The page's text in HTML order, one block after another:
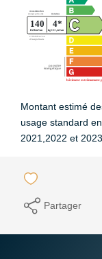
Montant estimé
usage standard
2021,2022 et
Partager